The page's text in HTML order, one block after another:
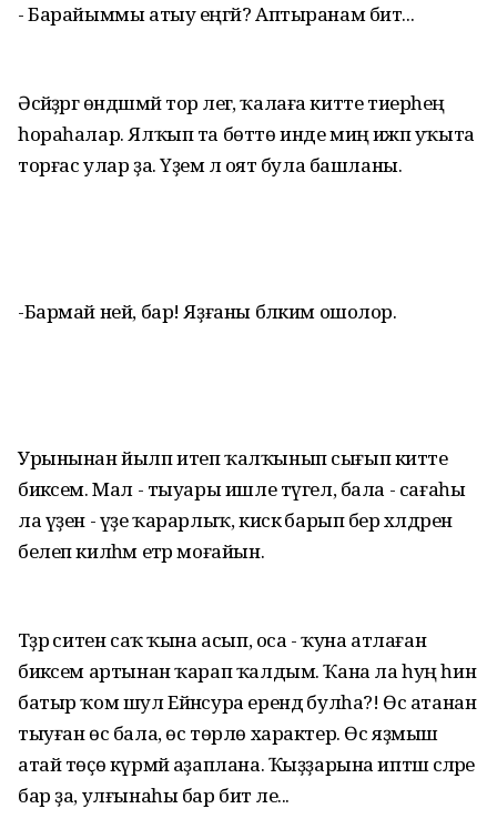
- Барайыммы атыу еңгәй? Аптыранам бит...
Әсәйҙәргә өндәшмәй тор әлегә, ҡалаға китте тиерһең
һораһалар. Ялҡып та бөттө инде миңә ижәп уҡыта
торғас улар ҙа. Үҙемә лә оят була башланы.
-Бармай ней, бар! Яҙғаны бәлким ошолор.
Урынынан йылп итеп ҡалҡынып сығып китте
бикәсем. Мал - тыуары ишле түгел, бала - сағаһы
ла үҙен - үҙе ҡарарлыҡ, кискә барып бер хәлдәрен
белеп килһәм етәр моғайын.
Тәҙрә ситен саҡ ҡына асып, оса - ҡуна атлаған
бикәсем артынан ҡарап ҡалдым. Ҡана ла һуң һин
батыр ҡом шул Ейәнсура ерендә булһа?! Өс атанан
тыуған өс бала, өс төрлө характер. Өс яҙмыш
атай төҫө күрмәй аҙаплана. Ҡыҙҙарына иптәш әсәләре
бар ҙа, улғынаһы бар бит әле...